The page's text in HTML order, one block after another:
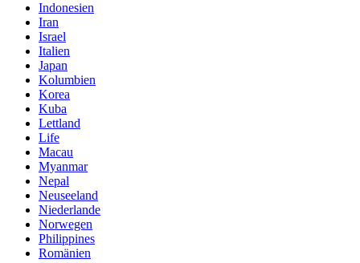
Indonesien
Iran
Israel
Italien
Japan
Kolumbien
Korea
Kuba
Lettland
Life
Macau
Myanmar
Nepal
Neuseeland
Niederlande
Norwegen
Philippines
Romänien